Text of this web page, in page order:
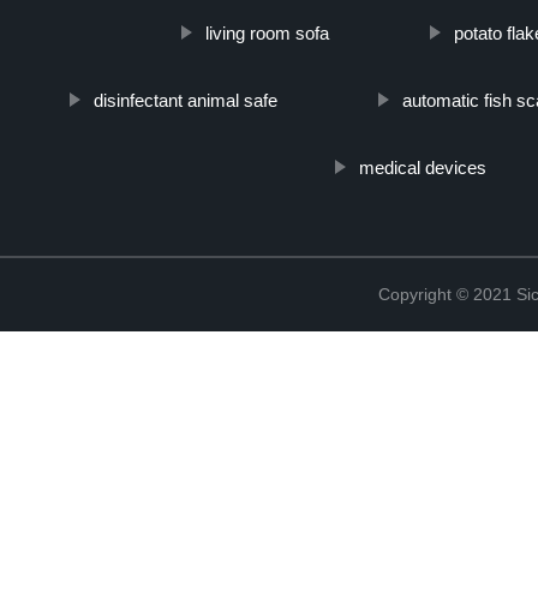
living room sofa potato
disinfectant animal safe automatic fish
medical devices
Copyright © 2021